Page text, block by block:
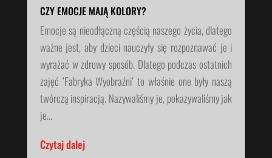
CZY EMOCJE MAJĄ KOLORY?
Emocje są nieodłączną częścią naszego życia, dlatego
ważne jest, aby dzieci nauczyły się rozpoznawać je i
wyrażać w zdrowy sposób. Dlatego podczas ostatnich
zajęć ‘Fabryka Wyobraźni’ to właśnie one były naszą
twórczą inspiracją. Nazywaliśmy je, pokazywaliśmy jak
je...
Czytaj dalej